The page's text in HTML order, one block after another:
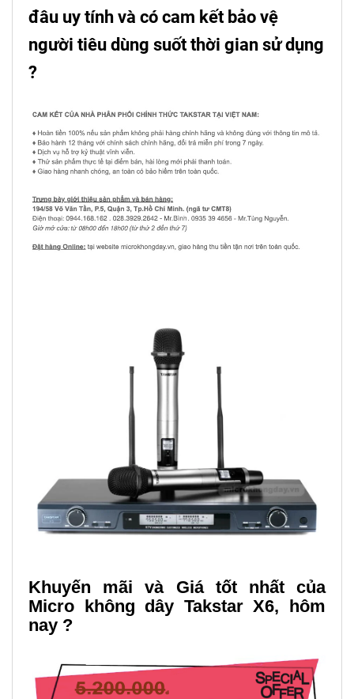
đâu uy tính và có cam kết bảo vệ
người tiêu dùng suốt thời gian sử dụng
?
Khuyến mãi và Giá tốt nhất của
Micro không dây Takstar X6, hôm
nay ?